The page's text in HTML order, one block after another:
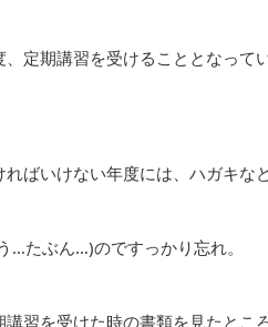
定期講習を受けることとなってい
ばいけない年度には、ハガキな
…たぶん…)のですっかり忘れ。
習を受けた時の書類を見たところ